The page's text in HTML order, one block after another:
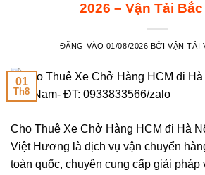
2026 – Vận Tải
ĐĂNG VÀO 01/08/2026 BỞIVẬN TẢI
01
Th8
Cho Thuê Xe Chở Hàng HCM đi Hà
Việt Hương là dịch vụ vận chuyển
toàn quốc, chuyên cung cấp giải